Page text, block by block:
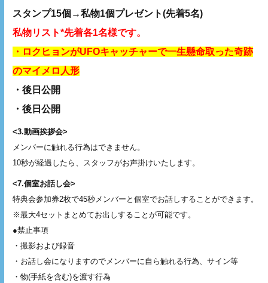
スタンプ15個→私物1個プレゼント(先着5名)
私物リスト*先着各1名様です。
・ロクヒョンがUFOキャッチャーで一生懸命取った奇跡
のマイメロ人形
・後日公開
・後日公開
<3.動画挨拶会>
メンバーに触れる行為はできません。
10秒が経過したら、スタッフがお声掛けいたします。
<7.個室お話し会>
特典会参加券2枚で45秒メンバーと個室でお話しすることができます。
※最大4セットまとめてお出しすることが可能です。
●禁止事項
・撮影および録音
・お話し会になりますのでメンバーに自ら触れる行為、サイン等
・物(手紙を含む)を渡す行為